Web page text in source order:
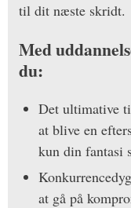
til dit næste skridt.
Med
du:
Det ultimative
at blive en
kun din fantasi
at gå på